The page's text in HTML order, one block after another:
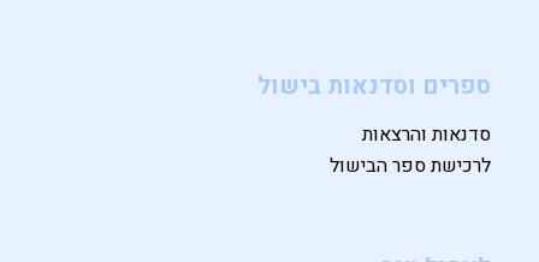
ספרים וסדנאות בישול
סדנאות והרצאות
לרכישת ספר הבישול